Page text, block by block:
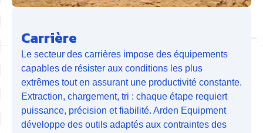
Carrière
Le secteur des carrières impose des équipements
capables de résister aux conditions les plus
extrêmes tout en assurant une productivité constante.
Extraction, chargement, tri : chaque étape requiert
puissance, précision et fiabilité. Arden Equipment
développe des outils adaptés aux contraintes des